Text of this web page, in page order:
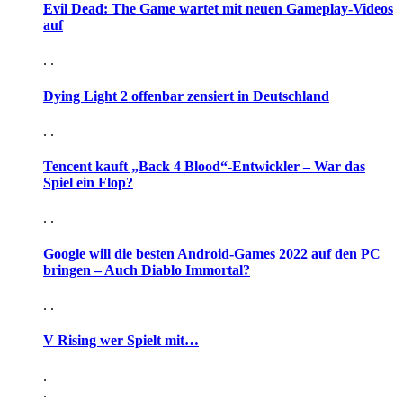
Evil Dead: The Game wartet mit neuen Gameplay-Videos
auf
. .
Dying Light 2 offenbar zensiert in Deutschland
. .
Tencent kauft „Back 4 Blood“-Entwickler – War das
Spiel ein Flop?
. .
Google will die besten Android-Games 2022 auf den PC
bringen – Auch Diablo Immortal?
. .
V Rising wer Spielt mit…
.
.